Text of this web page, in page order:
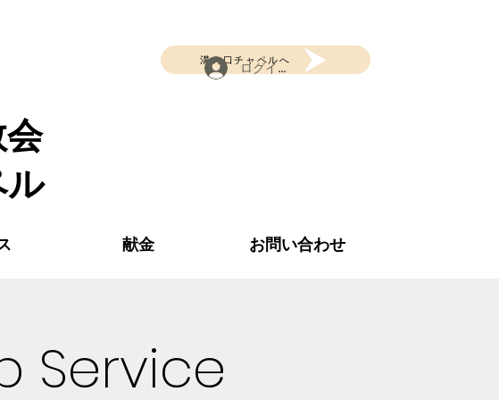
溝の口チャペルへ
ログイン
献金 お問い合わせ
Service